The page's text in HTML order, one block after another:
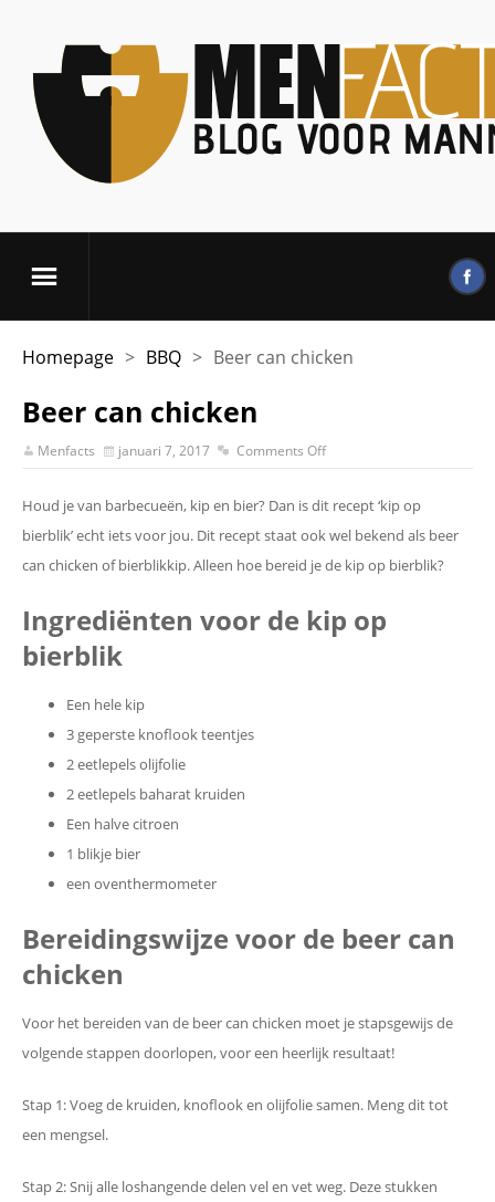
Homepage > BBQ > Beer can chicken
Beer can chicken
Menfacts januari 7, 2017 Comments Off
Houd je van barbecueën, kip en bier? Dan is dit recept ‘kip op
bierblik’ echt iets voor jou. Dit recept staat ook wel bekend als beer
can chicken of bierblikkip. Alleen hoe bereid je de kip op bierblik?
Ingrediënten voor de kip op
bierblik
Een hele kip
3 geperste knoflook teentjes
2 eetlepels olijfolie
2 eetlepels baharat kruiden
Een halve citroen
1 blikje bier
een oventhermometer
Bereidingswijze voor de beer can
chicken
Voor het bereiden van de beer can chicken moet je stapsgewijs de
volgende stappen doorlopen, voor een heerlijk resultaat!
Stap 1: Voeg de kruiden, knoflook en olijfolie samen. Meng dit tot
een mengsel.
Stap 2: Snij alle loshangende delen vel en vet weg. Deze stukken